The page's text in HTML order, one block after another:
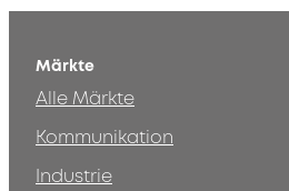
Märkte
Alle Märkte
Kommunikation
Industrie